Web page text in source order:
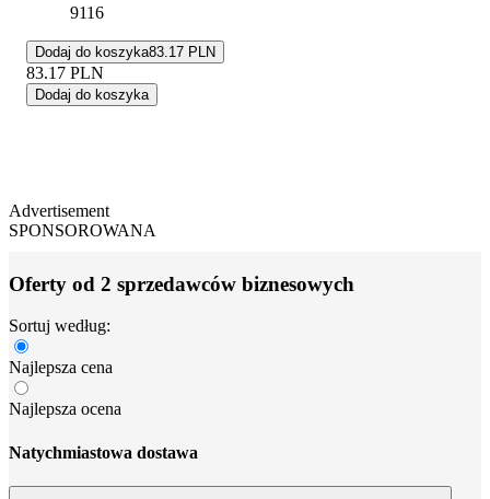
9116
Dodaj do koszyka83.17 PLN
83.17 PLN
Dodaj do koszyka
Advertisement
SPONSOROWANA
Oferty od 2 sprzedawców biznesowych
Sortuj według:
Najlepsza cena
Najlepsza ocena
Natychmiastowa dostawa